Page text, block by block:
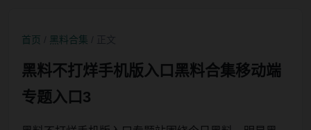
首页 黑料合集
黑料不打烊手机版入口黑料合集移动端
专题入口3